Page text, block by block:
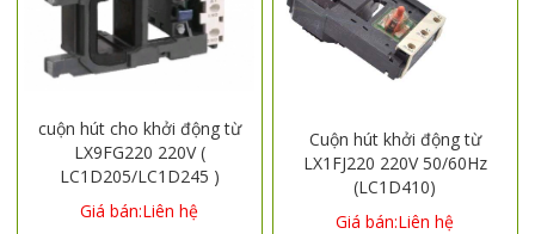
cuộn hút cho khởi động từ
LX9FG220 220V (
LC1D205/LC1D245 )
Giá bán:Liên hệ
Cuộn hút khởi động từ
LX1FJ220 220V 50/60Hz
(LC1D410)
Giá bán:Liên hệ